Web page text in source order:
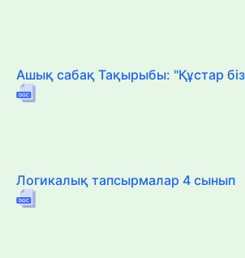
Ашық сабақ Тақырыбы: "Құстар
Логикалық тапсырмалар 4 сынып